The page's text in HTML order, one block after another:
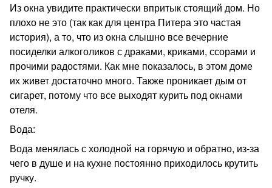
Из окна увидите практически впритык стоящий дом. Но
плохо не это (так как для центра Питера это частая
история), а то, что из окна слышно все вечерние
посиделки алкоголиков с драками, криками, ссорами и
прочими радостями. Как мне показалось, в этом доме
их живет достаточно много. Также проникает дым от
сигарет, потому что все выходят курить под окнами
отеля.
Вода:
Вода менялась с холодной на горячую и обратно, из-за
чего в душе и на кухне постоянно приходилось крутить
ручку.